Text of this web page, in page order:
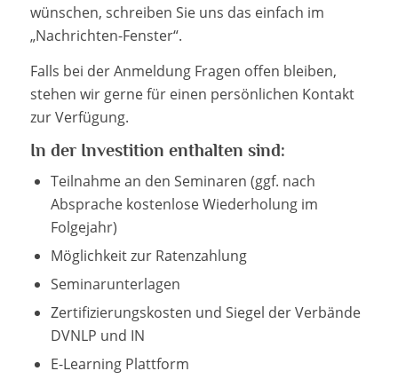
wünschen, schreiben Sie uns das einfach im
„Nachrichten-Fenster“.
Falls bei der Anmeldung Fragen offen bleiben,
stehen wir gerne für einen persönlichen Kontakt
zur Verfügung.
In der Investition enthalten sind:
Teilnahme an den Seminaren (ggf. nach
Absprache kostenlose Wiederholung im
Folgejahr)
Möglichkeit zur Ratenzahlung
Seminarunterlagen
Zertifizierungskosten und Siegel der Verbände
DVNLP und IN
E-Learning Plattform